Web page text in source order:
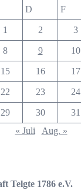
D F
1 2 3
8 9 10
15 16 17
22 23 24
29 30
31
« Juli
Aug. »
Telgte 1786 e.V.